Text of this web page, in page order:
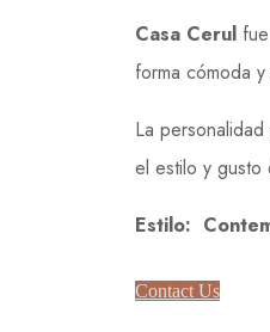
Casa Cerul
forma cómoda
La
el estilo y
Estilo:
Contact Us